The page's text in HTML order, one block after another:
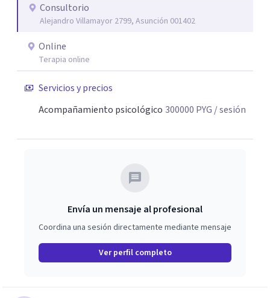
y encontrar claridad para avanzar hacia tus metas. Estoy
aquí para ayudarte a construir la vida y las relaciones que
Consultorio
Alejandro Villamayor 2799, Asunción 001402
Online
Terapia online
Servicios y precios
Acompañamiento psicológico 300000 PYG / sesión
Envía un mensaje al profesional
Coordina una sesión directamente mediante mensaje
Ver perfil completo